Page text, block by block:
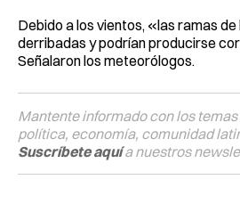
Debido a los vientos, «las ramas
derribadas y podrían producirse
Señalaron los meteorólogos.
Mantente informado con los
política, economía, comunidad
Suscríbete aquía nuestros